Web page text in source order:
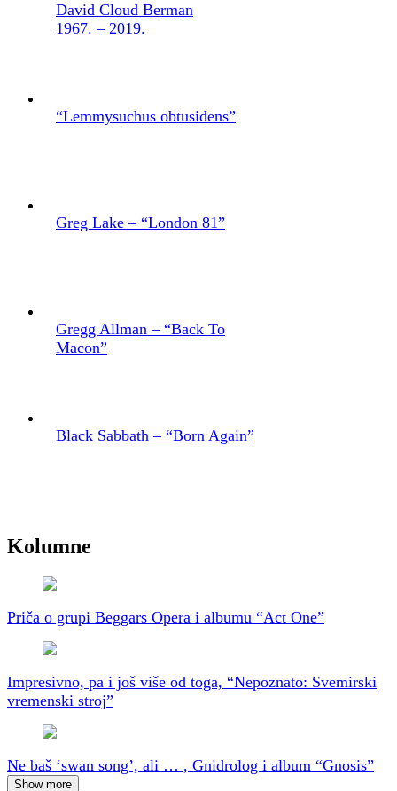
David Cloud Berman
1967. – 2019.
“Lemmysuchus obtusidens”
Greg Lake – “London 81”
Gregg Allman – “Back To
Macon”
Black Sabbath – “Born Again”
Kolumne
Priča o grupi Beggars Opera i albumu “Act One”
Impresivno, pa i još više od toga, “Nepoznato: Svemirski
vremenski stroj”
Ne baš ‘swan song’, ali … , Gnidrolog i album “Gnosis”
Show more